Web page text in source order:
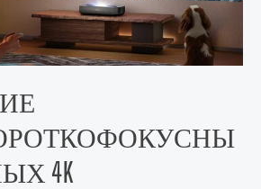
4K